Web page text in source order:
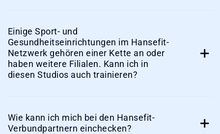
Einige Sport- und
Gesundheitseinrichtungen im Hansefit-
Netzwerk gehören einer Kette an oder
haben weitere Filialen. Kann ich in
diesen Studios auch trainieren?
Wie kann ich mich bei den Hansefit-
Verbundpartnern einchecken?